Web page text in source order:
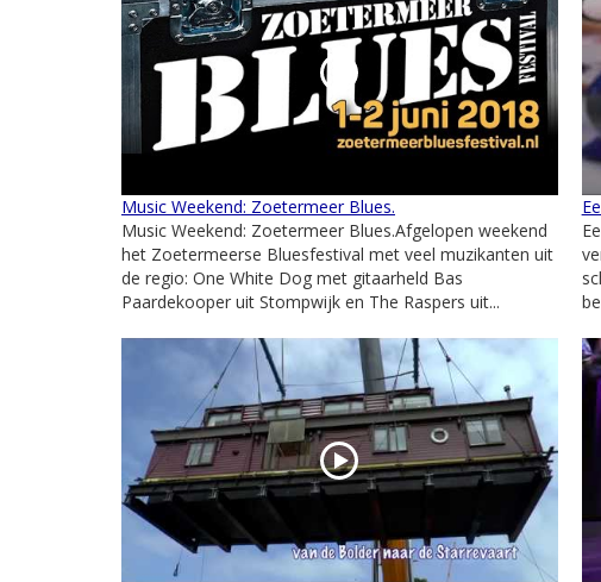
Music Weekend: Zoetermeer Blues.
Music Weekend: Zoetermeer Blues.Afgelopen weekend
het Zoetermeerse Bluesfestival met veel muzikanten uit
de regio: One White Dog met gitaarheld Bas
Paardekooper uit Stompwijk en The Raspers uit...